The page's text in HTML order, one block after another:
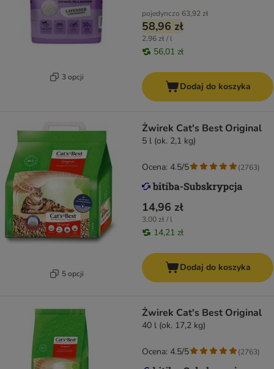
3 opcji
pojedynczo 63,92 zł
58,96 zł
2,96 zł / l
56,01 zł
Dodaj do koszyka
5 opcji
Żwirek Cat's Best Original
5 l (ok. 2,1 kg)
14,96 zł
3,00 zł / l
14,21 zł
Ocena: 4.5/5 (2763)
Dodaj do koszyka
Żwirek Cat's Best Original
40 l (ok. 17,2 kg)
Ocena: 4.5/5 (2763)